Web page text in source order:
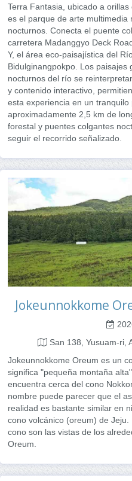
Terra Fantasia, ubicado a
es el parque de arte
nocturnos. Conecta el puente
carretera Madanggyo Deck
Y, el área eco-paisajística del
Bidulginangpokpo. Los paisajes
nocturnos del río se
y contenido interactivo,
esta experiencia en un
aproximadamente 2,5 km de
forestal y puentes colgantes
seguir el recorrido señalizado.
Jokeunnokkome
San 138, Yusuam-ri,
Jokeunnokkome Oreum es un
significa "pequeña montaña
encuentra cerca del cono
nombre puede parecer que el
realidad es bastante similar en
cono volcánico (oreum) de
cono son las vistas de los
Oreum.